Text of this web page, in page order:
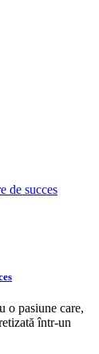
o pasiune care,
într-un